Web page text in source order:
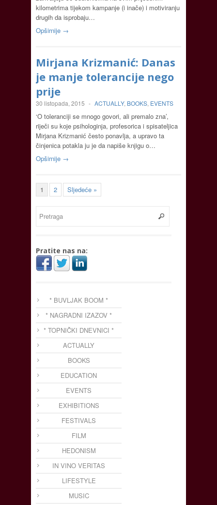
kilometrima tijekom kampanje (i inače) i motiviranju
drugih da isprobaju…
Opširnije →
Mirjana Krizmanić: Danas
je manje tolerancije nego
prije
30 listopada, 2015 - ACTUALLY, BOOKS, EVENTS
‘O toleranciji se mnogo govori, ali premalo zna’,
riječi su koje psihologinja, profesorica i spisateljica
Mirjana Krizmanić često ponavlja, a upravo ta
činjenica potakla ju je da napiše knjigu o…
Opširnije →
1 2 Sljedeće »
Pratite nas na:
* BUVLJAK BOOM *
* NAGRADNI IZAZOV *
* TOPNIČKI DNEVNICI *
ACTUALLY
BOOKS
EDUCATION
EVENTS
EXHIBITIONS
FESTIVALS
FILM
HEDONISM
IN VINO VERITAS
LIFESTYLE
MUSIC